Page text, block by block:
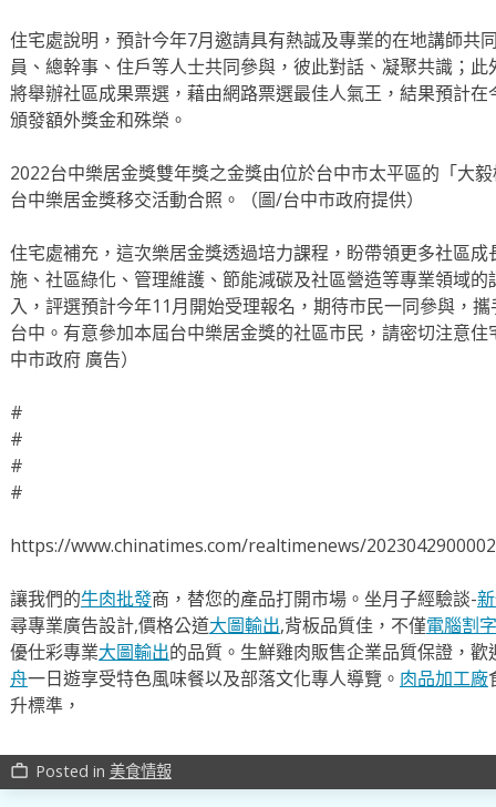
住宅處說明，預計今年7月邀請具有熱誠及專業的在地講師共
員、總幹事、住戶等人士共同參與，彼此對話、凝聚共識；
將舉辦社區成果票選，藉由網路票選最佳人氣王，結果預計
頒發額外獎金和殊榮。
2022台中樂居金獎雙年獎之金獎由位於台中市太平區的「大
台中樂居金獎移交活動合照。（圖/台中市政府提供）
住宅處補充，這次樂居金獎透過培力課程，盼帶領更多社區
施、社區綠化、管理維護、節能減碳及社區營造等專業領域
入，評選預計今年11月開始受理報名，期待市民一同參與，
台中。有意參加本屆台中樂居金獎的社區市民，請密切注意
中市政府 廣告）
#
#
#
#
https://www.chinatimes.com/realtimenews/
讓我們的牛肉批發商，替您的產品打開市場。坐月子經驗談-
尋專業廣告設計,價格公道大圖輸出,背板品質佳，不僅電腦割字
優仕彩專業大圖輸出的品質。生鮮雞肉販售企業品質保證，歡
舟一日遊享受特色風味餐以及部落文化專人導覽。 肉品加工廠
升標準，
work_outline Posted in 美食情報